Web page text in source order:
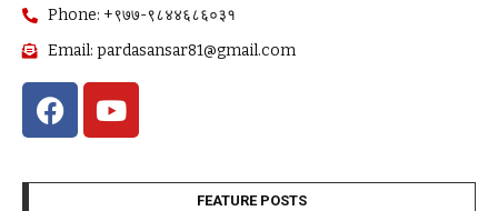
Phone: +९७७-९८४४६८६०३१
Email: pardasansar81@gmail.com
FEATURE POSTS